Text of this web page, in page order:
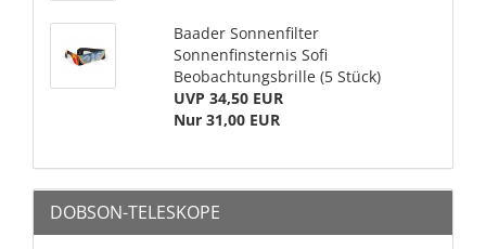
Baader Sonnenfilter
Sonnenfinsternis Sofi
Beobachtungsbrille (5 Stück)
UVP 34,50 EUR
Nur 31,00 EUR
DOBSON-TELESKOPE